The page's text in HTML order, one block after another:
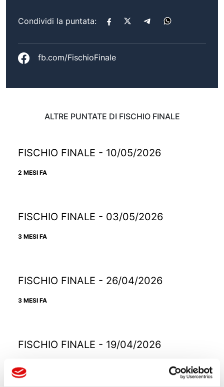
Condividi la puntata:
fb.com/FischioFinale
ALTRE PUNTATE DI FISCHIO FINALE
FISCHIO FINALE - 10/05/2026
2 MESI FA
FISCHIO FINALE - 03/05/2026
3 MESI FA
FISCHIO FINALE - 26/04/2026
3 MESI FA
FISCHIO FINALE - 19/04/2026